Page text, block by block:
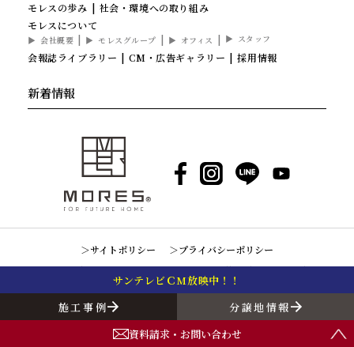
サンテレビＣМ放映中！！
施工事例
分譲地情報
資料請求・お問い合わせ
モレスの歩み
社会・環境への取り組み
モレスについて
会社概要 モレスグループ オフィス スタッフ
会報誌ライブラリー CM・広告ギャラリー 採用情報
新着情報
Facebook
Instagram
LINE YouTube
サイトポリシー プライバシーポリシー
Copyright © 2020 mores Corporation. All Right Reserved.